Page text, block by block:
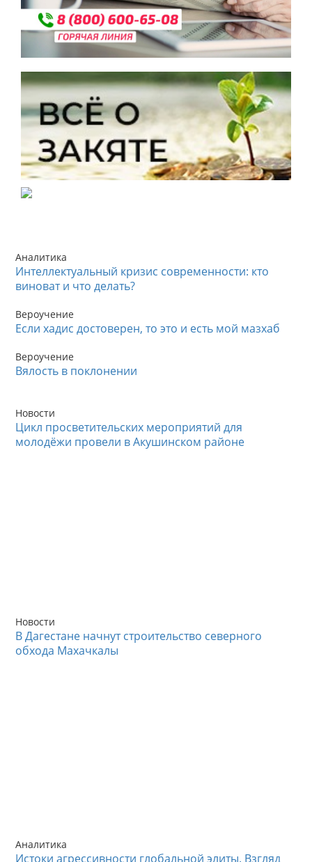
Аналитика
Интеллектуальный кризис современности: кто
виноват и что делать?
Вероучение
Если хадис достоверен, то это и есть мой мазхаб
Вероучение
Вялость в поклонении
Новости
Цикл просветительских мероприятий для
молодёжи провели в Акушинском районе
Новости
В Дагестане начнут строительство северного
обхода Махачкалы
Аналитика
Истоки агрессивности глобальной элиты. Взгляд